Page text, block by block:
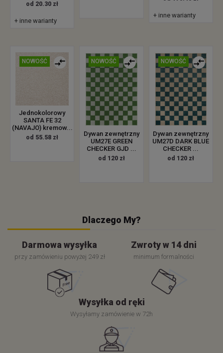
od 20.30 zł
+ inne warianty
+ inne warianty
NOWOŚĆ
Jednokolorowy
SANTA FE 32
(NAVAJO) kremow...
od 55.58 zł
NOWOŚĆ
Dywan zewnętrzny
UM27E GREEN
CHECKER GJD ...
od 120 zł
NOWOŚĆ
Dywan zewnętrzny
UM27D DARK BLUE
CHECKER ...
od 120 zł
Dlaczego My?
Darmowa wysyłka
przy zamówieniu powyżej 249 zł
Zwroty w 14 dni
minimum formalności
Wysyłka od ręki
Wysyłamy zamówienie w 72h